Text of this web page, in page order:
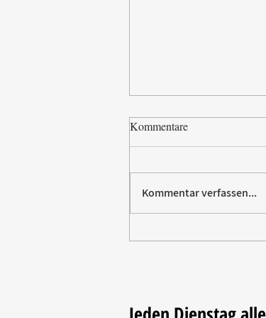
Kommentare
Kommentar verfassen...